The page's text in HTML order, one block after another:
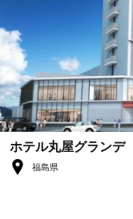
ホテル丸屋グランデ
福島県